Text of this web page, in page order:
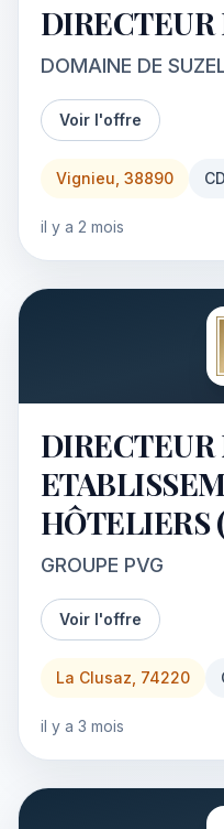
DOMAINE DE
Voir l'offre
Vignieu, 38890
il y a 2 mois
HÔTELIERS
GROUPE PVG
Voir l'offre
La Clusaz, 74220
il y a 3 mois